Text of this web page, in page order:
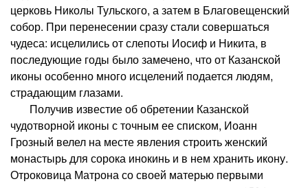
церковь Николы Тульского, а затем в Благовещенский
собор. При перенесении сразу стали совершаться
чудеса: исцелились от слепоты Иосиф и Никита, в
последующие годы было замечено, что от Казанской
иконы особенно много исцелений подается людям,
страдающим глазами.
Получив известие об обретении Казанской
чудотворной иконы с точным ее списком, Иоанн
Грозный велел на месте явления строить женский
монастырь для сорока инокинь и в нем хранить икону.
Отроковица Матрона со своей матерью первыми